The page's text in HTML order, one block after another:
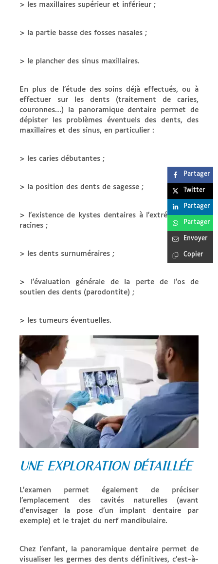
> les maxillaires supérieur et inférieur ;
> la partie basse des fosses nasales ;
> le plancher des sinus maxillaires.
En plus de l’étude des soins déjà effectués, ou à
effectuer sur les dents (traitement de caries,
couronnes…) la panoramique dentaire permet de
dépister les problèmes éventuels des dents, des
maxillaires et des sinus, en particulier :
> les caries débutantes ;
> la position des dents de sagesse ;
> l’existence de kystes dentaires à l’extrémité des
racines ;
> les dents surnuméraires ;
> l’évaluation générale de la perte de l’os de
soutien des dents (parodontite) ;
> les tumeurs éventuelles.
UNE EXPLORATION DÉTAILLÉE
L’examen permet également de préciser
l’emplacement des cavités naturelles (avant
d’envisager la pose d’un implant dentaire par
exemple) et le trajet du nerf mandibulaire.
Chez l’enfant, la panoramique dentaire permet de
visualiser les germes des dents définitives, c’est-à-
Partager
Twitter
Partager
Partager
Envoyer
Copier